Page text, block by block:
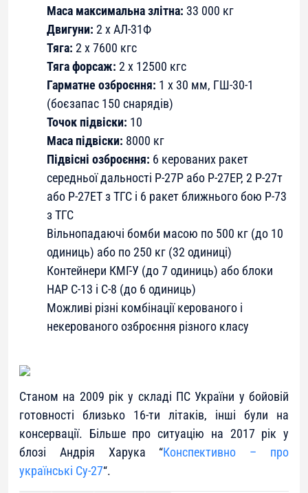
Маса максимальна злітна: 33 000 кг
Двигуни: 2 х АЛ-31Ф
Тяга: 2 x 7600 кгс
Тяга форсаж: 2 x 12500 кгс
Гарматне озброєння: 1 х 30 мм, ГШ-30-1
(боєзапас 150 снарядів)
Точок підвіски: 10
Маса підвіски: 8000 кг
Підвісні озброєння: 6 керованих ракет
середньої дальності Р-27Р або Р-27ЕР, 2 Р-27т
або Р-27ЕТ з ТГС і 6 ракет ближнього бою Р-73
з ТГС
Вільнопадаючі бомби масою по 500 кг (до 10
одиниць) або по 250 кг (32 одиниці)
Контейнери КМГ-У (до 7 одиниць) або блоки
НАР С-13 і С-8 (до 6 одиниць)
Можливі різні комбінації керованого і
некерованого озброєння різного класу
Станом на 2009 рік у складі ПС України у бойовій
готовності близько 16-ти літаків, інші були на
консервації. Більше про ситуацію на 2017 рік у
блозі Андрія Харука “Конспективно – про
українські Су-27“.